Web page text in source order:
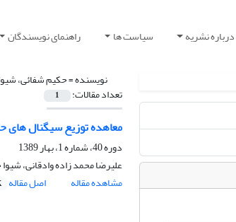
درباره نشریه سیاست ها راهنمای نویسندگان
نویسنده =حکیم شفائی،
تعداد مقالات: 1
معاهده توزیع سیگنال های
دوره 40، شماره 1، بهار 1389
علیرضا محمد زاده وادقانی،
مشاهده مقاله
اصل مقاله